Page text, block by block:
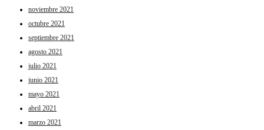
noviembre 2021
octubre 2021
septiembre 2021
agosto 2021
julio 2021
junio 2021
mayo 2021
abril 2021
marzo 2021